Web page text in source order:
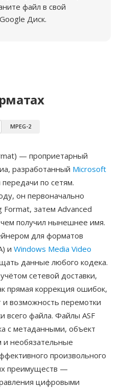
файл в свой
Диск.
MPEG-2
— проприетарный
разработанный Microsoft
по сетям.
он первоначально
Format, затем Advanced
получил нынешнее имя.
для форматов
и Windows Media Video
данные любого кодека.
сетевой доставки,
прямая коррекция ошибок,
возможность перемотки
всего файла. Файлы ASF
с метаданными, объект
необязательные
произвольного
преимуществ —
цифровыми